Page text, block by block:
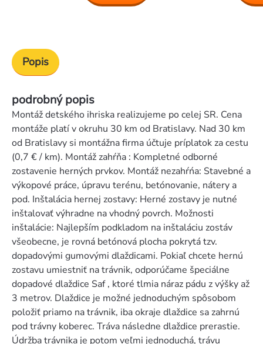
Popis
podrobný popis
Montáž detského ihriska realizujeme po celej SR. Cena
montáže platí v okruhu 30 km od Bratislavy. Nad 30 km
od Bratislavy si montážna firma účtuje príplatok za cestu
(0,7 € / km). Montáž zahŕňa : Kompletné odborné
zostavenie herných prvkov. Montáž nezahŕńa: Stavebné a
výkopové práce, úpravu terénu, betónovanie, nátery a
pod. Inštalácia hernej zostavy: Herné zostavy je nutné
inštalovať výhradne na vhodný povrch. Možnosti
inštalácie: Najlepším podkladom na inštaláciu zostáv
všeobecne, je rovná betónová plocha pokrytá tzv.
dopadovými gumovými dlaždicami. Pokiaľ chcete hernú
zostavu umiestniť na trávnik, odporúčame špeciálne
dopadové dlaždice Saf , ktoré tlmia náraz pádu z výšky až
3 metrov. Dlaždice je možné jednoduchým spôsobom
položiť priamo na trávnik, iba okraje dlaždice sa zahrnú
pod trávny koberec. Tráva následne dlaždice prerastie.
Údržba trávnika je potom veľmi jednoduchá, trávu